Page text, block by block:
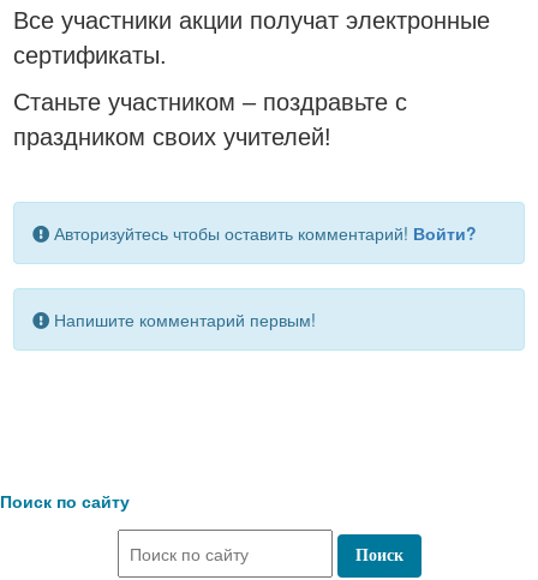
Все участники акции получат электронные
сертификаты.
Станьте участником – поздравьте с
праздником своих учителей!
Авторизуйтесь чтобы оставить комментарий! Войти?
Напишите комментарий первым!
Поиск по сайту